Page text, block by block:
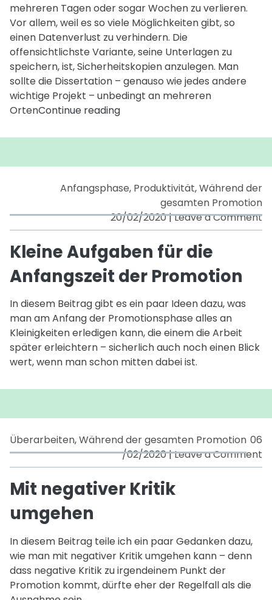
mehreren Tagen oder sogar Wochen zu verlieren.
Vor allem, weil es so viele Möglichkeiten gibt, so
einen Datenverlust zu verhindern. Die
offensichtlichste Variante, seine Unterlagen zu
speichern, ist, Sicherheitskopien anzulegen. Man
sollte die Dissertation – genauso wie jedes andere
wichtige Projekt – unbedingt an mehreren
OrtenContinue readingBackup,
Backup
Anfangsphase, Produktivität,Während der
gesamten Promotion
20/02/2020|Leave a Comment
Kleine Aufgaben für die
Anfangszeit der Promotion
In diesem Beitrag gibt es ein paar Ideen dazu, was
man am Anfang der Promotionsphase alles an
Kleinigkeiten erledigen kann, die einem die Arbeit
später erleichtern – sicherlich auch noch einen Blick
wert, wenn man schon mitten dabei ist.
Überarbeiten,Während der gesamten Promotion 06
/02/2020|Leave a Comment
Mit negativer Kritik
umgehen
In diesem Beitrag teile ich ein paar Gedanken dazu,
wie man mit negativer Kritik umgehen kann – denn
dass negative Kritik zu irgendeinem Punkt der
Promotion kommt, dürfte eher der Regelfall als die